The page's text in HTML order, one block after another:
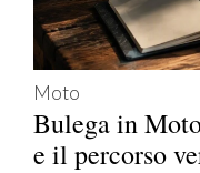
Moto
Bulega in
e il percorso